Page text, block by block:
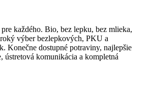
každého. Bio, bez lepku, bez mlieka,
výber bezlepkových, PKU a
Konečne dostupné potraviny, najlepšie
ústretová komunikácia a kompletná